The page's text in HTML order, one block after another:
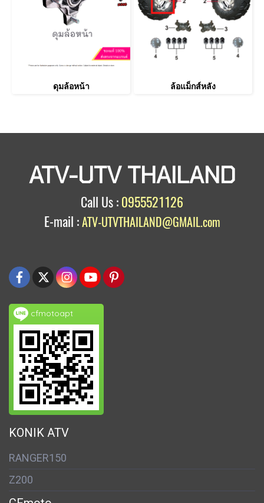
ดุมล้อหน้า ล้อแม็กส์หลัง
ATV-UTV THAILAND
Call Us : 0955521126
E-mail :ATV-UTVTHAILAND@GMAIL.com
cfmotoapt
KONIK ATV
RANGER150
Z200